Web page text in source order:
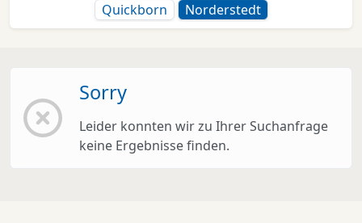
Quickborn
Norderstedt
Sorry
Leider konnten wir zu Ihrer Suchanfrage
keine Ergebnisse finden.